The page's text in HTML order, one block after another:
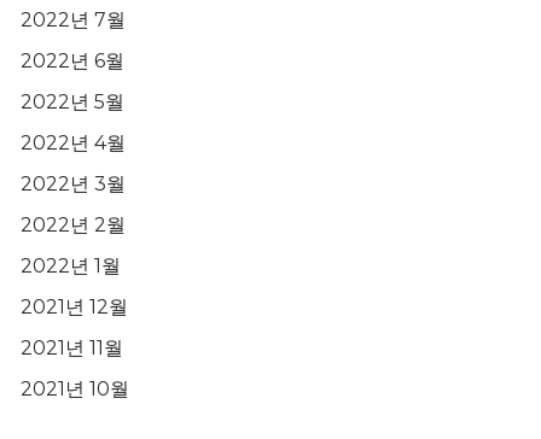
2022년 7월
2022년 6월
2022년 5월
2022년 4월
2022년 3월
2022년 2월
2022년 1월
2021년 12월
2021년 11월
2021년 10월